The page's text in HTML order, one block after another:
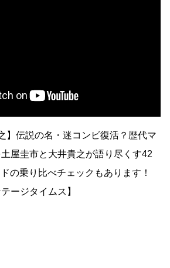
】伝説の名・迷コンビ復活？歴代マ
屋圭市と大井貴之が語り尽くす42
の乗り比べチェックもあります！
ージタイムス】